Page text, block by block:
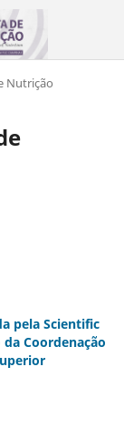
Nutrição
pela Scientific
Coordenação